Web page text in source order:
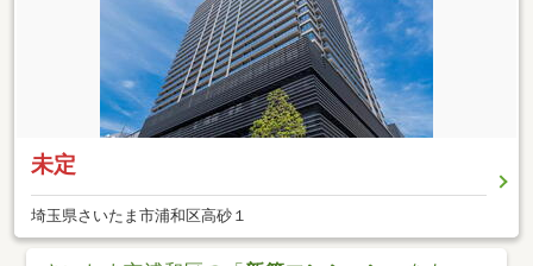
未定
埼玉県さいたま市浦和区高砂１